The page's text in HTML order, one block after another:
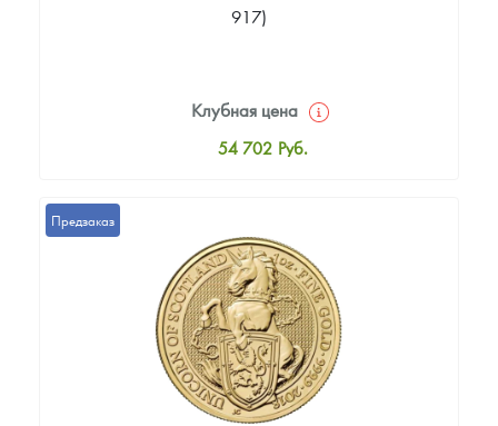
917)
Клубная цена
54 702 Руб.
Цена выкупа
42 449 Руб.
Предзаказ